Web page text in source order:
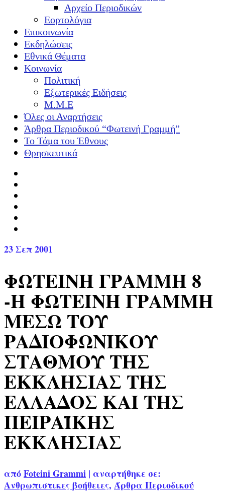
Αρχείο Περιοδικών
Εορτολόγια
Επικοινωνία
Εκδηλώσεις
Εθνικά Θέματα
Κοινωνία
Πολιτική
Εξωτερικές Ειδήσεις
Μ.Μ.Ε
Όλες οι Αναρτήσεις
Άρθρα Περιοδικού “Φωτεινή Γραμμή”
Το Τάμα του Έθνους
Θρησκευτικά
23Σεπ 2001
ΦΩΤΕΙΝΗ ΓΡΑΜΜΗ 8
-Η ΦΩΤΕΙΝΗ ΓΡΑΜΜΗ
ΜΕΣΩ ΤΟΥ
ΡΑΔΙΟΦΩΝΙΚΟΥ
ΣΤΑΘΜΟΥ ΤΗΣ
ΕΚΚΛΗΣΙΑΣ ΤΗΣ
ΕΛΛΑΔΟΣ ΚΑΙ ΤΗΣ
ΠΕΙΡΑΪΚΗΣ
ΕΚΚΛΗΣΙΑΣ
απόFoteini Grammi | αναρτήθηκε σε:
Ανθρωπιστικες βοήθειες, Άρθρα Περιοδικού